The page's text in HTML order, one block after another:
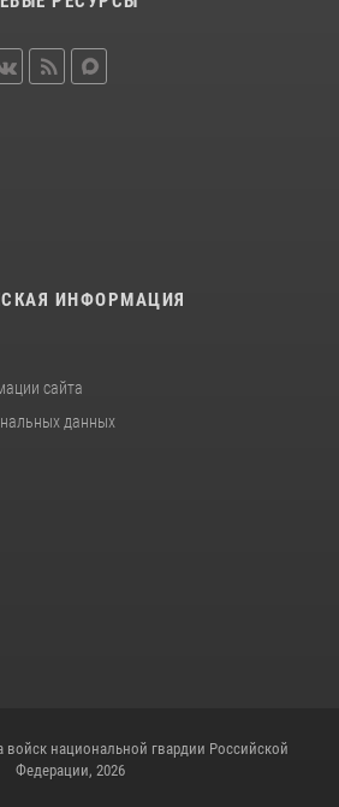
ИНФОРМАЦИЯ
сайта
данных
национальной гвардии Российской
Федерации, 2026